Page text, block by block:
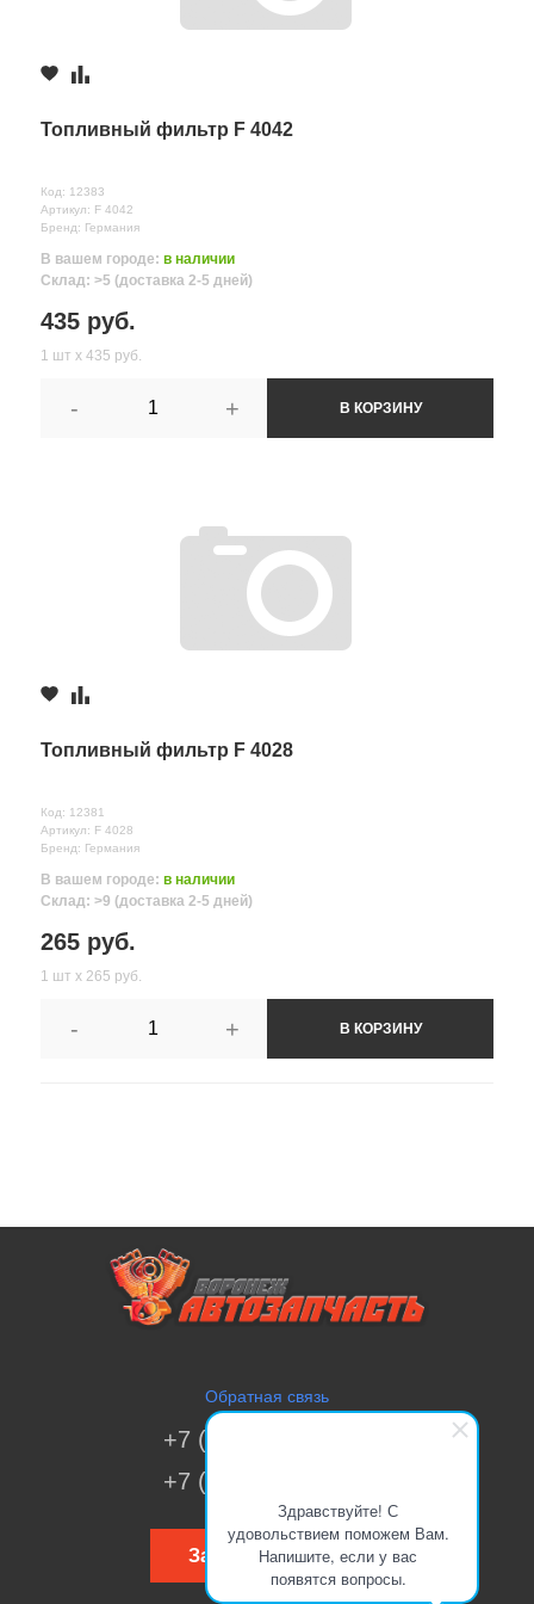
Здравствуйте! С
удовольствием поможем Вам.
Напишите, если у вас
появятся вопросы.
Топливный фильтр F 4042
Код: 12383
Артикул: F 4042
Бренд: Германия
В вашем городе: в наличии
Склад: >5 (доставка 2-5 дней)
435 руб.
1 шт х 435 руб.
- + В КОРЗИНУ
Топливный фильтр F 4028
Код: 12381
Артикул: F 4028
Бренд: Германия
В вашем городе: в наличии
Склад: >9 (доставка 2-5 дней)
265 руб.
1 шт х 265 руб.
- + В КОРЗИНУ
Обратная связь
+7 (473) 269-41-51
+7 (473) 200-70-00
Заказать звонок